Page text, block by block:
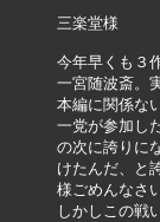
三楽堂様
今年早くも３
一宮随波斎。
本編に関係な
一党が参加し
の次に誇りに
けたんだ、と
様ごめんなさ
しかしこの戦